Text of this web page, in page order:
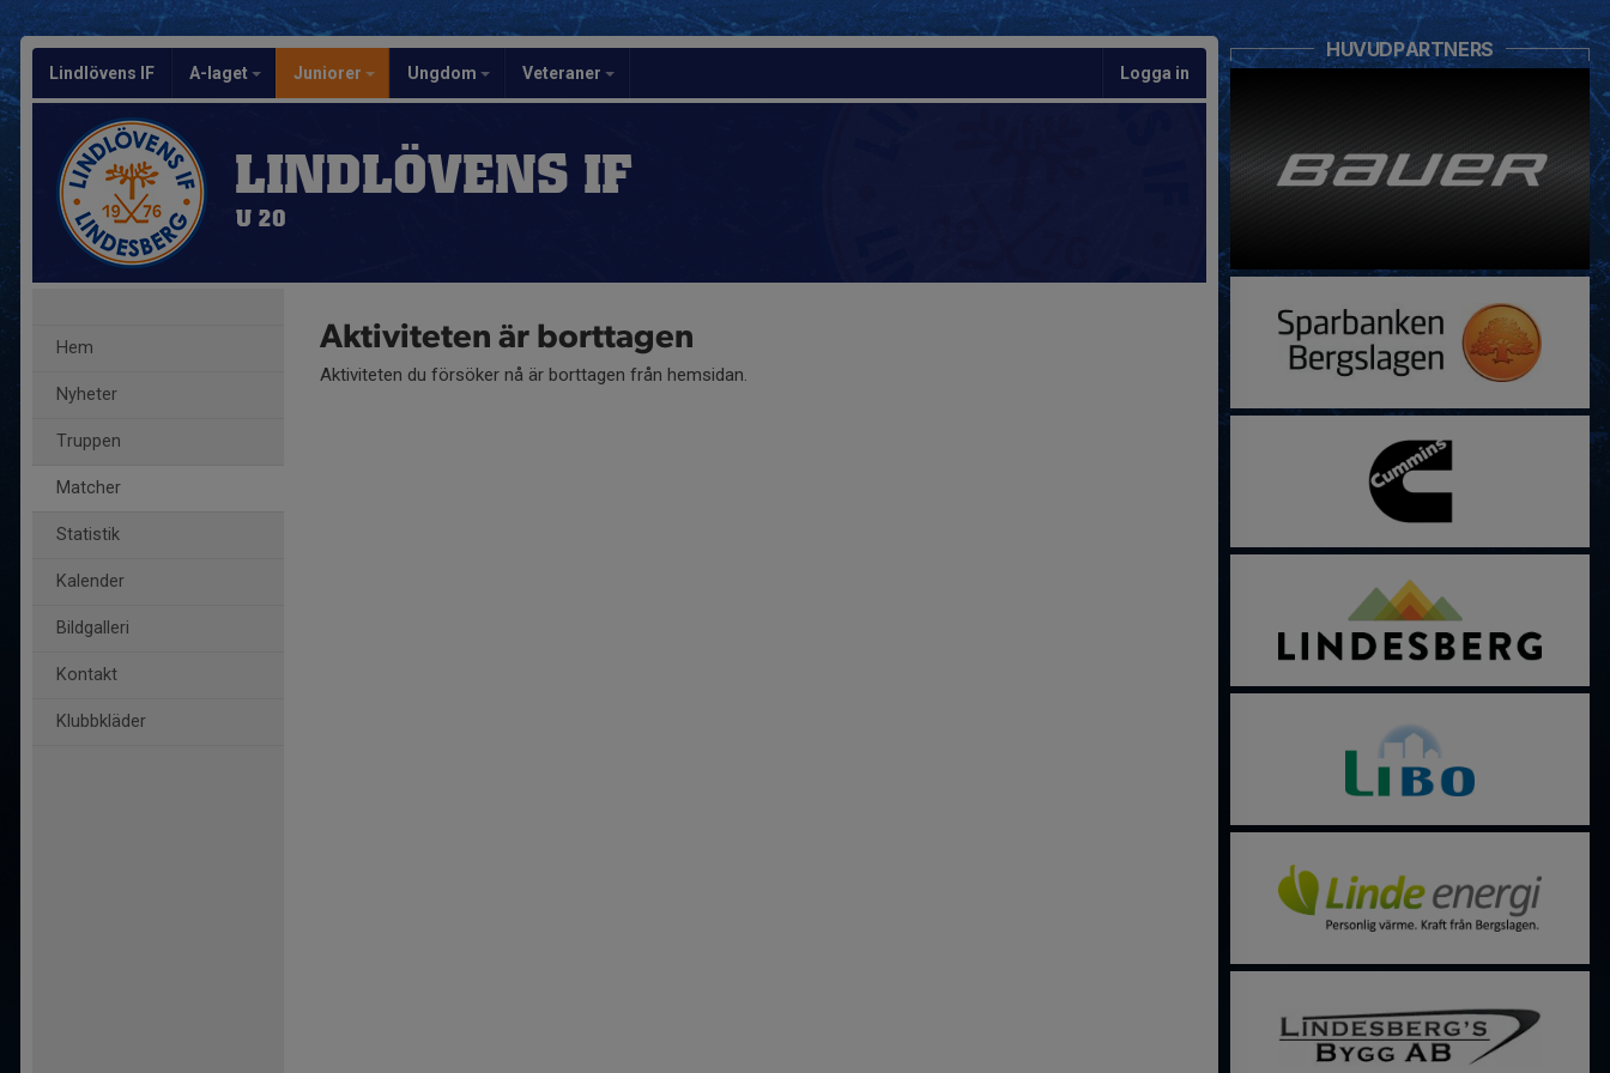
Lindlövens IF A-laget Juniorer Ungdom Veteraner Logga in
LINDLÖVENS IF
U 20
Hem
Nyheter
Truppen
Matcher
Statistik
Kalender
Bildgalleri
Kontakt
Klubbkläder
Aktiviteten är borttagen
Aktiviteten du försöker nå är borttagen från hemsidan.
HUVUDPARTNERS